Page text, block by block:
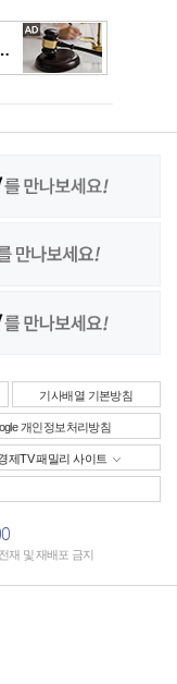
기사배열 기본방침
개인정보처리방침
제TV 패밀리 사이트
재 및 재배포 금지